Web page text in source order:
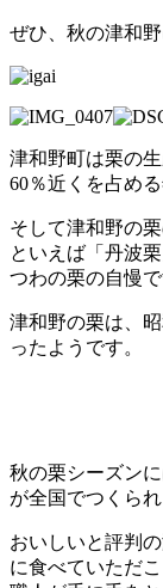
ぜひ、秋の津和
津和野町は栗の
60％近くを占め
そして津和野の
といえば「丹波
つわの栗の自慢で
津和野の栗は、
ったようです。
秋の栗シーズン
が全国でつくら
おいしいと評判
に食べていただ